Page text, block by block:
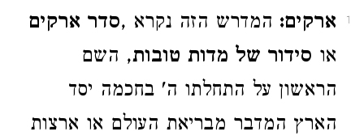
1 ארקים: המדרש הזה נקרא ,סדר ארקים
או סידור של מדות טובות, השם
הראשון על התחלתו ה' בחכמה יסד
הארץ המדבר מבריאת העולם או ארצות